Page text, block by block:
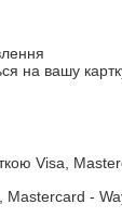
на вашу
Visa,
Mastercard -